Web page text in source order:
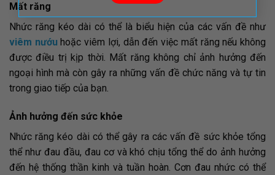
Mất răng
Nhức răng kéo dài có thể là biểu hiện của các vấn đề như
viêm nướuhoặc viêm lợi, dẫn đến việc mất răng nếu không
được điều trị kịp thời. Mất răng không chỉ ảnh hưởng đến
ngoại hình mà còn gây ra những vấn đề chức năng và tự tin
trong giao tiếp của bạn.
Ảnh hưởng đến sức khỏe
Nhức răng kéo dài có thể gây ra các vấn đề sức khỏe tổng
thể như đau đầu, đau cơ và khó chịu tổng thể do ảnh hưởng
đến hệ thống thần kinh và tuần hoàn. Cơn đau nhức có thể